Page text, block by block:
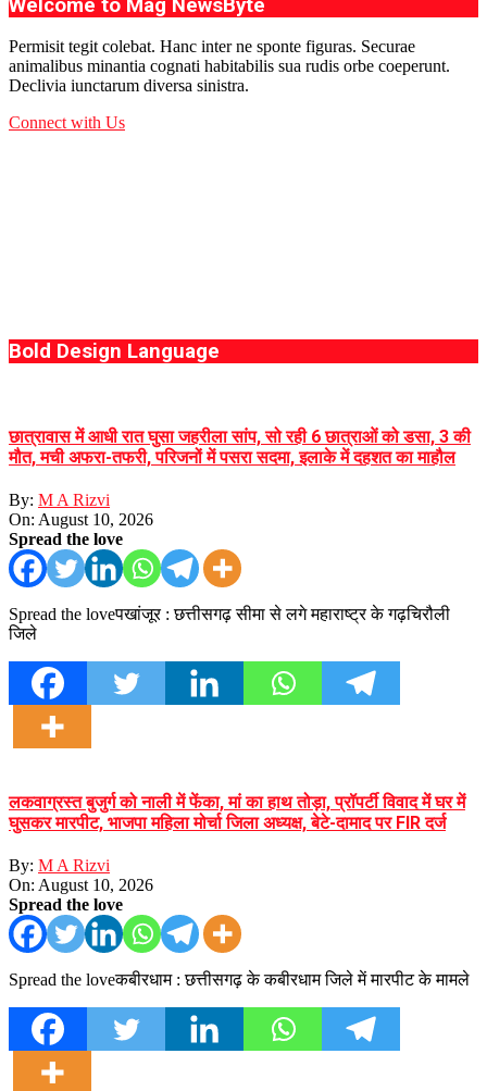
Welcome to Mag NewsByte
Permisit tegit colebat. Hanc inter ne sponte figuras. Securae
animalibus minantia cognati habitabilis sua rudis orbe coeperunt.
Declivia iunctarum diversa sinistra.
Connect with Us
Bold Design Language
छात्रावास में आधी रात घुसा जहरीला सांप, सो रही 6 छात्राओं को डसा, 3 की
मौत, मची अफरा-तफरी, परिजनों में पसरा सदमा, इलाके में दहशत का माहौल
By: M A Rizvi
On: August 10, 2026
Spread the love
Spread the loveपखांजूर : छत्तीसगढ़ सीमा से लगे महाराष्ट्र के गढ़चिरौली
जिले
लकवाग्रस्त बुजुर्ग को नाली में फेंका, मां का हाथ तोड़ा, प्रॉपर्टी विवाद में घर में
घुसकर मारपीट, भाजपा महिला मोर्चा जिला अध्यक्ष, बेटे-दामाद पर FIR दर्ज
By: M A Rizvi
On: August 10, 2026
Spread the love
Spread the loveकबीरधाम : छत्तीसगढ़ के कबीरधाम जिले में मारपीट के मामले